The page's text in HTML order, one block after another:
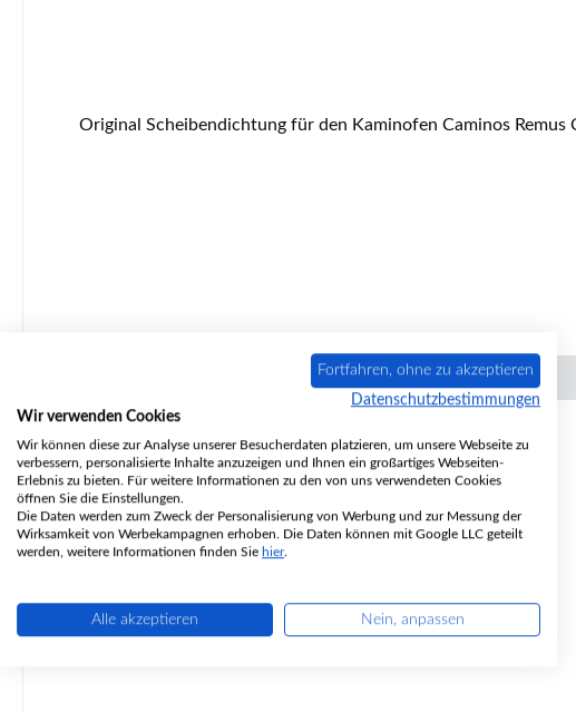
Original Scheibendichtung für den Kaminofen Caminos Remus Caminos Remus Scheibendichtung Eckdaten: Dichtung, Ofenschnur Flachdichtung Maße (B/H) 8 mm x 2 mm
Nur 6 auf Lager!
Fortfahren, ohne zu akzeptieren
Datenschutzbestimmungen
Wir verwenden Cookies
Wir können diese zur Analyse unserer Besucherdaten platzieren, um unsere Webseite zu
verbessern, personalisierte Inhalte anzuzeigen und Ihnen ein großartiges Webseiten-
Erlebnis zu bieten. Für weitere Informationen zu den von uns verwendeten Cookies
öffnen Sie die Einstellungen.
Die Daten werden zum Zweck der Personalisierung von Werbung und zur Messung der
Wirksamkeit von Werbekampagnen erhoben. Die Daten können mit Google LLC geteilt
werden, weitere Informationen finden Sie hier.
Alle akzeptieren Nein, anpassen